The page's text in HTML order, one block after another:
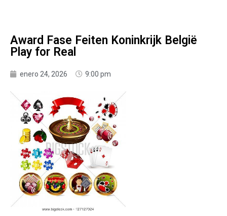
Award Fase Feiten Koninkrijk België
Play for Real
enero 24, 2026 9:00 pm